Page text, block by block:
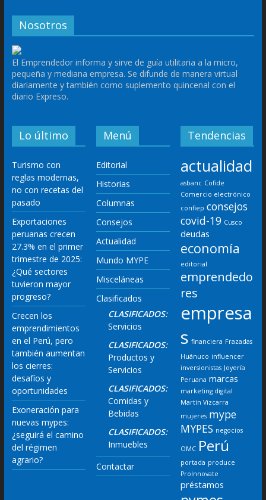
Nosotros
El Emprendedor informa y sirve de guía utilitaria a la micro,
pequeña y mediana empresa. Se difunde de manera virtual
diariamente y también como suplemento quincenal con el
diario Expreso.
Lo último
Turismo con
reglas modernas,
no con recetas del
pasado
Exportaciones
peruanas crecen
27.3% en el primer
trimestre de 2025:
¿Qué sectores
tuvieron mayor
progreso?
Crecen los
emprendimientos
en el Perú, pero
también aumentan
los cierres:
desafíos y
oportunidades
Exoneración para
nuevas mypes:
¿seguirá el camino
del régimen
agrario?
Menú
Editorial
Historias
Columnas
Consejos
Actualidad
Mundo MYPE
Misceláneas
Clasificados
CLASIFICADOS:
Servicios
CLASIFICADOS:
Productos y
Servicios
CLASIFICADOS:
Comidas y
Bebidas
CLASIFICADOS:
Inmuebles
Contactar
Tendencias
actualidad
asbanc Cofide
Comercio electrónico
confiep consejos
covid-19 Cusco
deudas
economía
editorial
emprendedo
res
empresa
s financiera Frazadas
Huánuco influencer
inversionistas Joyería
Peruana marcas
marketing digital
Martín Vizcarra
mujeres mype
MYPES negocios
OMC Perú
portada produce
ProInnovate
préstamos